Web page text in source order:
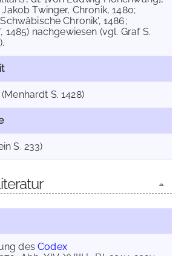
Twinger, Chronik, 1480;
Chronik', 1486;
1485) nachgewiesen (vgl. Graf S.
S. 1428)
S. 233)
desCodex